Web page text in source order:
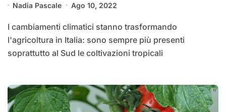
Nadia Pascale Ago 10, 2022
I cambiamenti climatici stanno trasformando
l'agricoltura in Italia: sono sempre più presenti
soprattutto al Sud le coltivazioni tropicali